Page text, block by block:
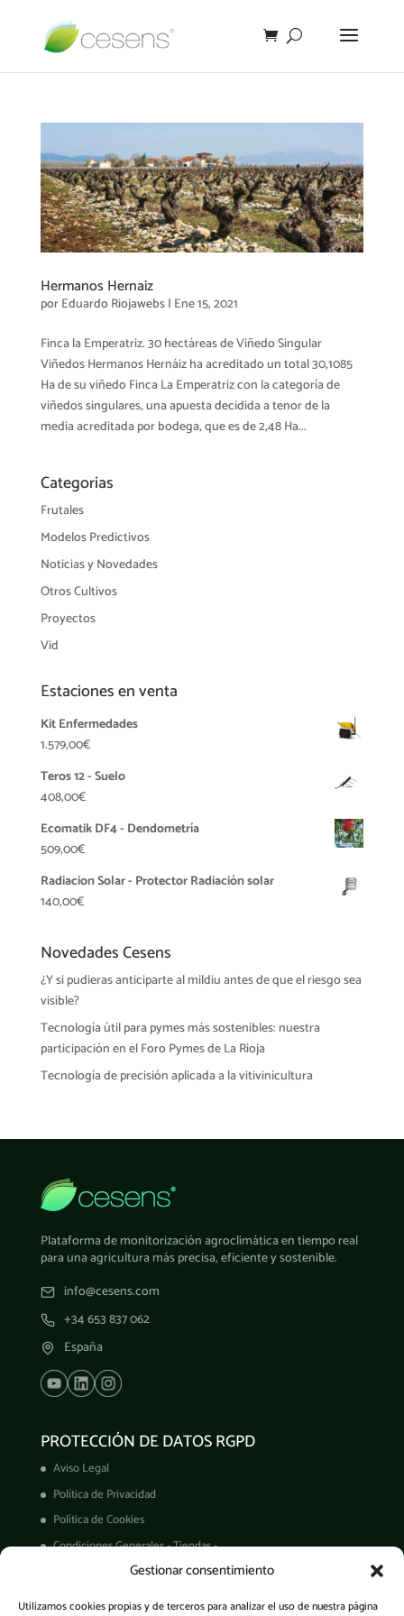
Gestionar consentimiento
Utilizamos cookies propias y de terceros para analizar el uso de nuestra página
Hermanos Hernaiz
porEduardo Riojawebs| Ene 15, 2021
Finca la Emperatriz. 30 hectáreas de Viñedo Singular
Viñedos Hermanos Hernáiz ha acreditado un total 30,1085
Ha de su viñedo Finca La Emperatriz con la categoría de
viñedos singulares, una apuesta decidida a tenor de la
media acreditada por bodega, que es de 2,48 Ha...
Categorias
Frutales
Modelos Predictivos
Noticias y Novedades
Otros Cultivos
Proyectos
Vid
Estaciones en venta
Kit Enfermedades
1.579,00€
Teros 12 - Suelo
408,00€
Ecomatik DF4 - Dendometría
509,00€
Radiacion Solar - Protector Radiación solar
140,00€
Novedades Cesens
¿Y si pudieras anticiparte al mildiu antes de que el riesgo sea
visible?
Tecnología útil para pymes más sostenibles: nuestra
participación en el Foro Pymes de La Rioja
Tecnología de precisión aplicada a la vitivinicultura
Plataforma de monitorización agroclimática en tiempo real
para una agricultura más precisa, eficiente y sostenible.
info@cesens.com
+34 653 837 062
España
PROTECCIÓN DE DATOS RGPD
Aviso Legal
Política de Privacidad
Política de Cookies
Condiciones Generales - Tiendas -
Derechos ARCO
Condiciones de Venta